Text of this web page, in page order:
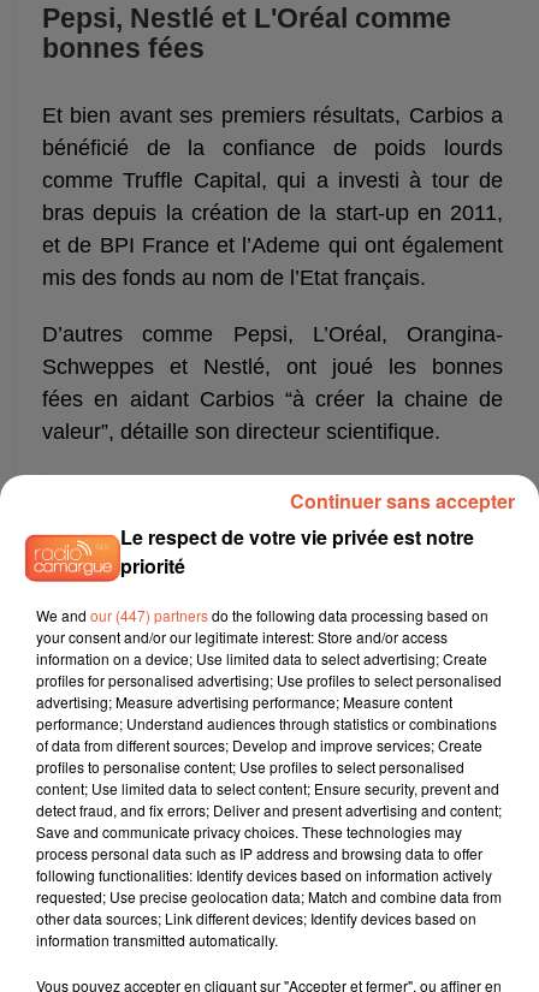
Pepsi, Nestlé et L'Oréal comme
bonnes fées
Et bien avant ses premiers résultats, Carbios a
bénéficié de la confiance de poids lourds
comme Truffle Capital, qui a investi à tour de
bras depuis la création de la start-up en 2011,
et de BPI France et l’Ademe qui ont également
mis des fonds au nom de l’Etat français.
D’autres comme Pepsi, L’Oréal, Orangina-
Schweppes et Nestlé, ont joué les bonnes
fées en aidant Carbios “à créer la chaine de
valeur”, détaille son directeur scientifique.
“Ces groupes nous ont mis en relation
avec les prestataires de la collecte de
déchets français pour qu’on récupère des
producteurs de PET, pour voir s’ils
accepteraient de travailler avec
nos matières recyclées. Ce club de
marques nous aide aussi à tester notre
matériau sur les produits qu’elles
vendent. Nestlé envisage même de
remplacer le plastique de ses pots de
yaourt, qui se recycle très mal, par du
PET", détaille Alain Marty.
Aussi bien entouré, Carbios peut avoir de
Le respect de votre vie privée est notre
priorité
We and our (447) partnersdo the following data processing based on
your consent and/or our legitimate interest: Store and/or access
information on a device; Use limited data to select advertising; Create
profiles for personalised advertising; Use profiles to select personalised
advertising; Measure advertising performance; Measure content
performance; Understand audiences through statistics or combinations
of data from different sources; Develop and improve services; Create
profiles to personalise content; Use profiles to select personalised
content; Use limited data to select content; Ensure security, prevent and
detect fraud, and fix errors; Deliver and present advertising and content;
Save and communicate privacy choices. These technologies may
process personal data such as IP address and browsing data to offer
following functionalities: Identify devices based on information actively
requested; Use precise geolocation data; Match and combine data from
other data sources; Link different devices; Identify devices based on
information transmitted automatically.
Vous pouvez accepter en cliquant sur "Accepter et fermer", ou affiner en
Continuer sans accepter